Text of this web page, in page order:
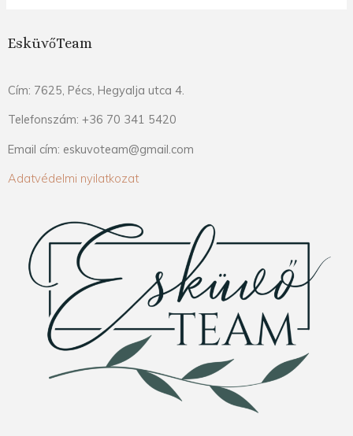
EsküvőTeam
Cím: 7625, Pécs, Hegyalja utca 4.
Telefonszám: +36 70 341 5420
Email cím: eskuvoteam@gmail.com
Adatvédelmi nyilatkozat